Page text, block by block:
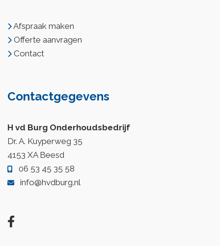
Afspraak maken
Offerte aanvragen
Contact
Contactgegevens
H vd Burg Onderhoudsbedrijf
Dr. A. Kuyperweg 35
4153 XA Beesd
06 53 45 35 58
info@hvdburg.nl